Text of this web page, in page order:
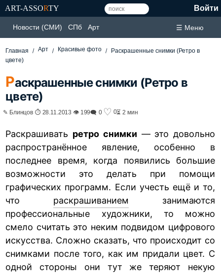
ART-ASSORTY Войти
Новости (СМИ) СПб Арт ☰ Меню
Главная Арт Красивые фото
Раскрашенные снимки (Ретро в
цвете)
Раскрашенные снимки (Ретро в
цвете)
✎ Блинцов ⏱ 28.11.2013 👁 199🗨 0 ♡ 0⏳ 2 мин
Раскрашивать ретро снимки — это довольно
распространённое явление, особенно в
последнее время, когда появились большие
возможности это делать при помощи
графических программ. Если учесть ещё и то,
что раскрашиванием занимаются
профессиональные художники, то можно
смело считать это неким подвидом цифрового
искусства. Сложно сказать, что происходит со
снимками после того, как им придали цвет. С
одной стороны они тут же теряют некую